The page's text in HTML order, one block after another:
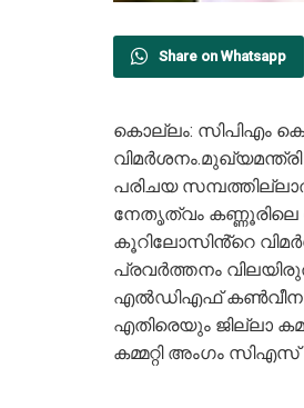
Share on Whatsapp
കൊല്ലം: സിപിഎം
പരിചയ
നേതൃത്വം കണ്ണൂരിലെ
കൂറിലോസിൻ്റെ
പ്രവർത്തനം
എൽഡിഎഫ്
എതിരെയും ജില്ലാ
കമ്മറ്റി അംഗം